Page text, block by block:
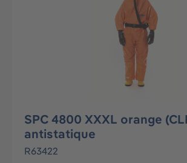
SPC 4800 XXXL orange
antistatique
R63422